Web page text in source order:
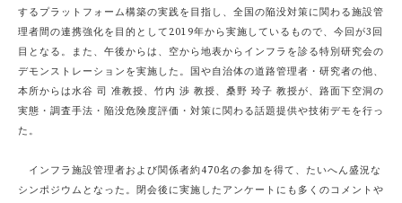
するプラットフォーム構築の実践を目指し、全国の陥没対策に関わる施設管
理者間の連携強化を目的として2019年から実施しているもので、今回が3回
目となる。また、午後からは、空から地表からインフラを診る特別研究会の
デモンストレーションを実施した。国や自治体の道路管理者・研究者の他、
本所からは水谷 司 准教授、竹内 渉 教授、桑野 玲子 教授が、路面下空洞の
実態・調査手法・陥没危険度評価・対策に関わる話題提供や技術デモを行っ
た。
インフラ施設管理者および関係者約470名の参加を得て、たいへん盛況な
シンポジウムとなった。閉会後に実施したアンケートにも多くのコメントや